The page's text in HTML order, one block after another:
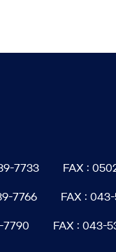
7733 FAX :
7766 FAX :
7790 FAX : 043-